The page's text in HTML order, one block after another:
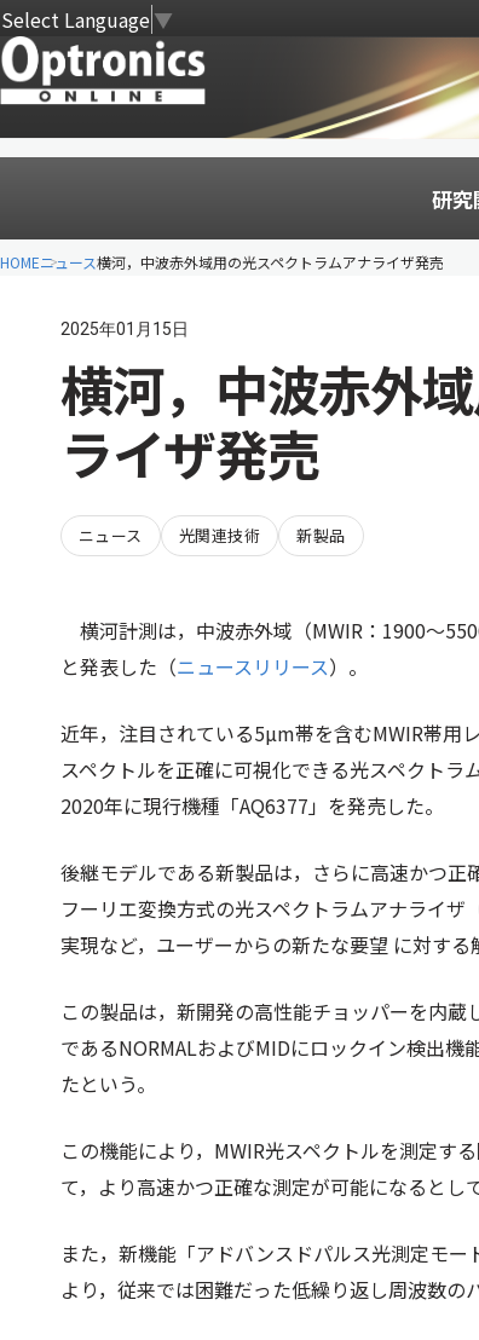
Select Language▼
研究
HOMEニュース横河，中波赤外域用の光スペクトラムアナライザ発売
2025年01月15日
横河，中波赤外
ライザ発売
ニュース 光関連技術 新製品
横河計測は，中波赤外域（MWIR：1900～
と発表した（ニュースリリース）。
近年，注目されている5µm帯を含むMWIR帯用
スペクトルを正確に可視化できる光スペクト
2020年に現行機種「AQ6377」を発売した。
後継モデルである新製品は，さらに高速かつ
フーリエ変換方式の光スペクトラムアナライ
実現など，ユーザーからの新たな要望 に対する
この製品は，新開発の高性能チョッパーを内
であるNORMALおよびMIDにロックイン検出
たという。
この機能により，MWIR光スペクトルを測定す
て，より高速かつ正確な測定が可能になるとし
また，新機能「アドバンスドパルス光測定モ
より，従来では困難だった低繰り返し周波数の